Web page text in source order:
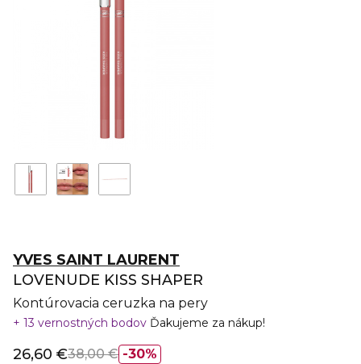
YVES SAINT LAURENT
LOVENUDE KISS SHAPER
Kontúrovacia ceruzka na pery
13 vernostných bodov Ďakujeme za nákup!
30%
26,60 €38,00 €